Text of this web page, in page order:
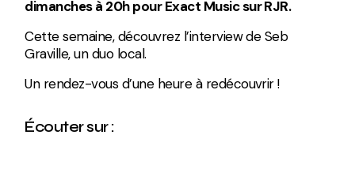
dimanches à 20h pour Exact Music sur RJR.
Cette semaine, découvrez l’interview de Seb
Graville, un duo local.
Un rendez-vous d’une heure à redécouvrir !
Écouter sur :